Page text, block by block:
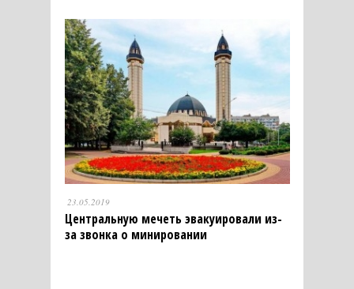
23.05.2019
Центральную мечеть эвакуировали из-
за звонка о минировании